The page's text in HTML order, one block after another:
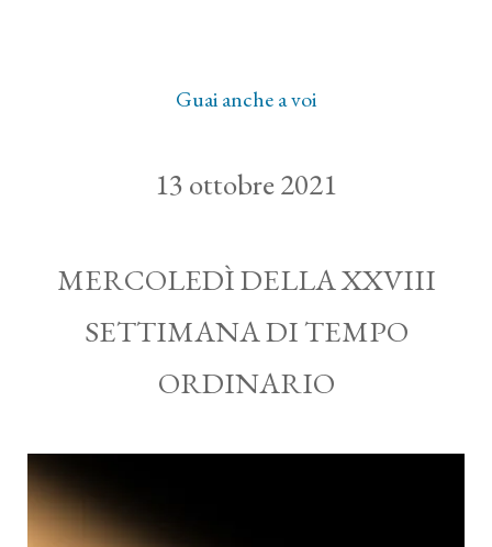
Guai anche a voi
13 ottobre 2021
MERCOLEDÌ DELLA XXVIII
SETTIMANA DI TEMPO
ORDINARIO